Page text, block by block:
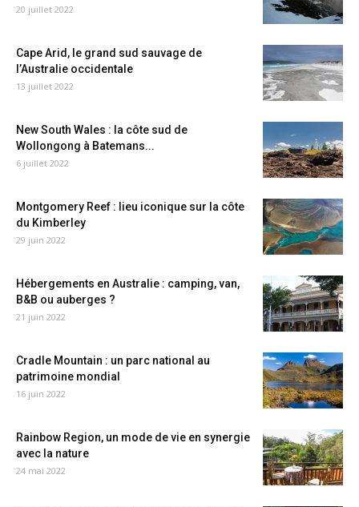
20 juillet 2022
Cape Arid, le grand sud sauvage de
l’Australie occidentale
13 juillet 2022
New South Wales : la côte sud de
Wollongong à Batemans...
6 juillet 2022
Montgomery Reef : lieu iconique sur la côte
du Kimberley
29 juin 2022
Hébergements en Australie : camping, van,
B&B ou auberges ?
21 juin 2022
Cradle Mountain : un parc national au
patrimoine mondial
16 juin 2022
Rainbow Region, un mode de vie en synergie
avec la nature
24 mai 2022